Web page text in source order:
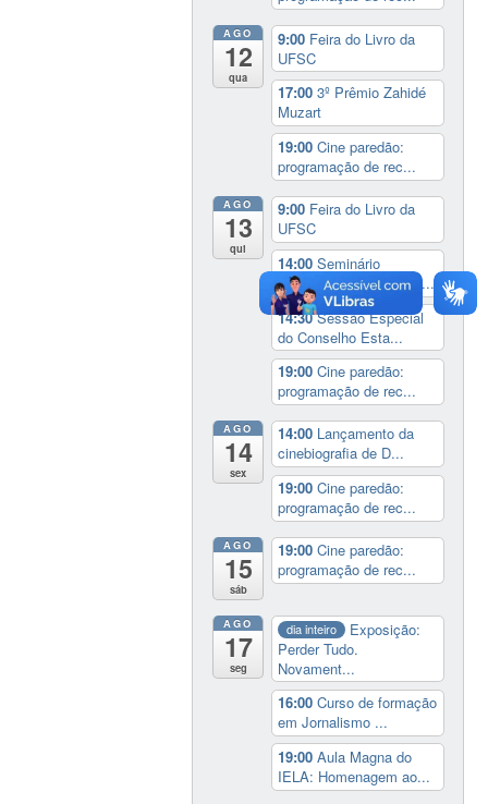
AGO
12
qua
9:00 Feira do Livro da
UFSC
17:003º Prêmio Zahidé
Muzart
19:00Cine paredão:
programação de rec...
AGO
13
qui
9:00 Feira do Livro da
UFSC
14:00Seminário
Internacional ‘Ninguém...
14:30Sessão Especial
do Conselho Esta...
19:00Cine paredão:
programação de rec...
AGO
14
sex
14:00 Lançamento da
cinebiografia de D...
19:00Cine paredão:
programação de rec...
AGO
15
sáb
19:00Cine paredão:
programação de rec...
AGO
17
seg
dia inteiro
Exposição:
Perder Tudo.
Novament...
16:00Curso de formação
em Jornalismo ...
19:00Aula Magna do
IELA: Homenagem ao...